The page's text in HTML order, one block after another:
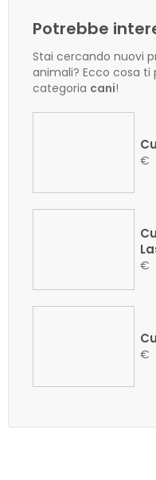
Potrebbe
Stai cercando nuovi
animali? Ecco cosa ti
categoria cani!
€
€
€